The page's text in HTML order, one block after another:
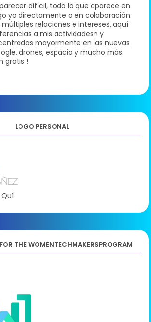
difícil, todo lo que aparece en
yo directamente o en colaboración.
relaciones e intereses, aquí
a mis actividadesn y
mayormente en las nuevas
drones, espacio y mucho más.
gratis !
LOGO PERSONAL
Quí
THE WOMENTECHMAKERSPROGRAM